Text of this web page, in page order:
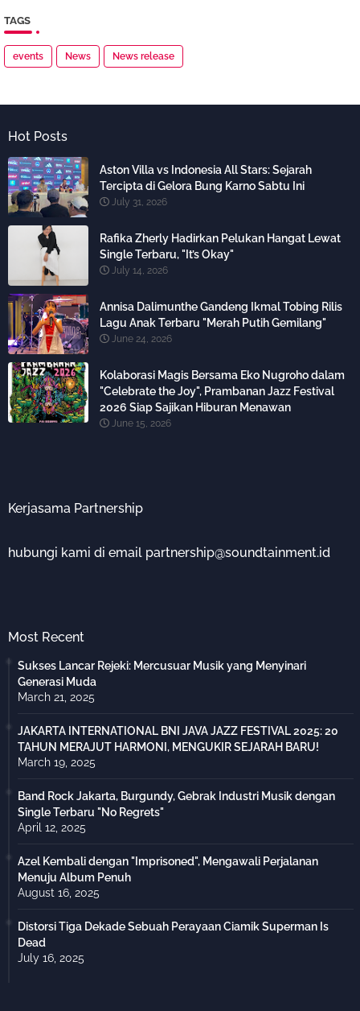
TAGS
events News News release
Hot Posts
Aston Villa vs Indonesia All Stars: Sejarah
Tercipta di Gelora Bung Karno Sabtu Ini
July 31, 2026
Rafika Zherly Hadirkan Pelukan Hangat Lewat
Single Terbaru, "It’s Okay"
July 14, 2026
Annisa Dalimunthe Gandeng Ikmal Tobing Rilis
Lagu Anak Terbaru "Merah Putih Gemilang"
June 24, 2026
Kolaborasi Magis Bersama Eko Nugroho dalam
"Celebrate the Joy", Prambanan Jazz Festival
2026 Siap Sajikan Hiburan Menawan
June 15, 2026
Kerjasama Partnership
hubungi kami di email partnership@soundtainment.id
Most Recent
Sukses Lancar Rejeki: Mercusuar Musik yang Menyinari
Generasi Muda
March 21, 2025
JAKARTA INTERNATIONAL BNI JAVA JAZZ FESTIVAL 2025: 20
TAHUN MERAJUT HARMONI, MENGUKIR SEJARAH BARU!
March 19, 2025
Band Rock Jakarta, Burgundy, Gebrak Industri Musik dengan
Single Terbaru "No Regrets"
April 12, 2025
Azel Kembali dengan "Imprisoned", Mengawali Perjalanan
Menuju Album Penuh
August 16, 2025
Distorsi Tiga Dekade Sebuah Perayaan Ciamik Superman Is
Dead
July 16, 2025